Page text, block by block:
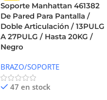
Soporte Manhattan 461382
De Pared Para Pantalla /
Doble Articulación / 13PULG
A 27PULG / Hasta 20KG /
Negro
BRAZO/SOPORTE
47 en stock